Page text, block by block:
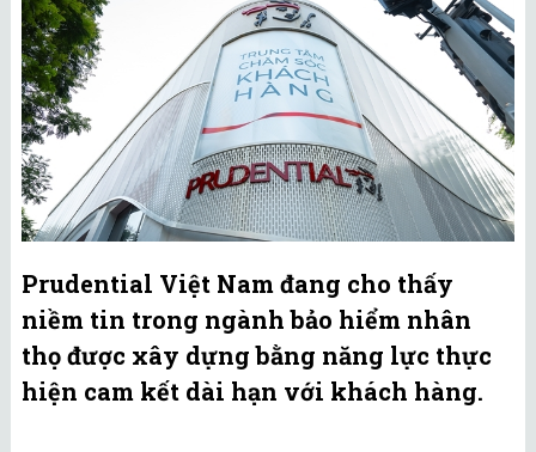
Prudential Việt Nam đang cho thấy
niềm tin trong ngành bảo hiểm nhân
thọ được xây dựng bằng năng lực thực
hiện cam kết dài hạn với khách hàng.